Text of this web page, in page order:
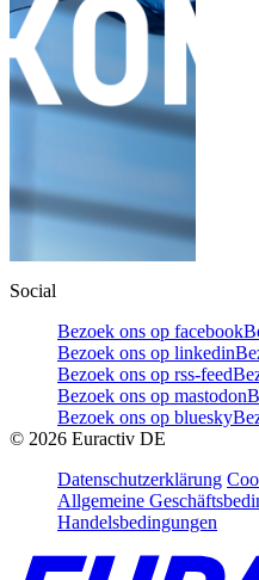
Social
Bezoek ons op facebook
Bezoek ons op linkedin
Bezoek ons op rss-feed
Bezoek ons op mastodon
Bezoek ons op bluesky
© 2026 Euractiv DE
Datenschutzerklärung
Allgemeine
Handelsbedingungen